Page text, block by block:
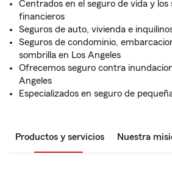
Centrados en el seguro de vida y los
financieros
Seguros de auto, vivienda e
Seguros de condominio,
sombrilla en Los Angeles
Ofrecemos seguro contra
Angeles
Especializados en seguro de
Productos y servicios Nuestra